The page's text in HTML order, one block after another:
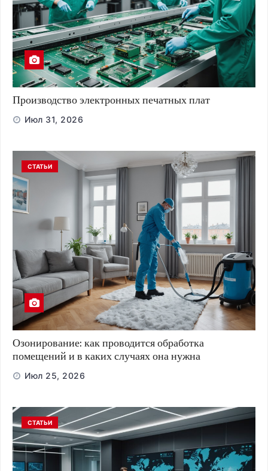
Производство электронных печатных плат
Июл 31, 2026
СТАТЬИ
Озонирование: как проводится обработка
помещений и в каких случаях она нужна
Июл 25, 2026
СТАТЬИ